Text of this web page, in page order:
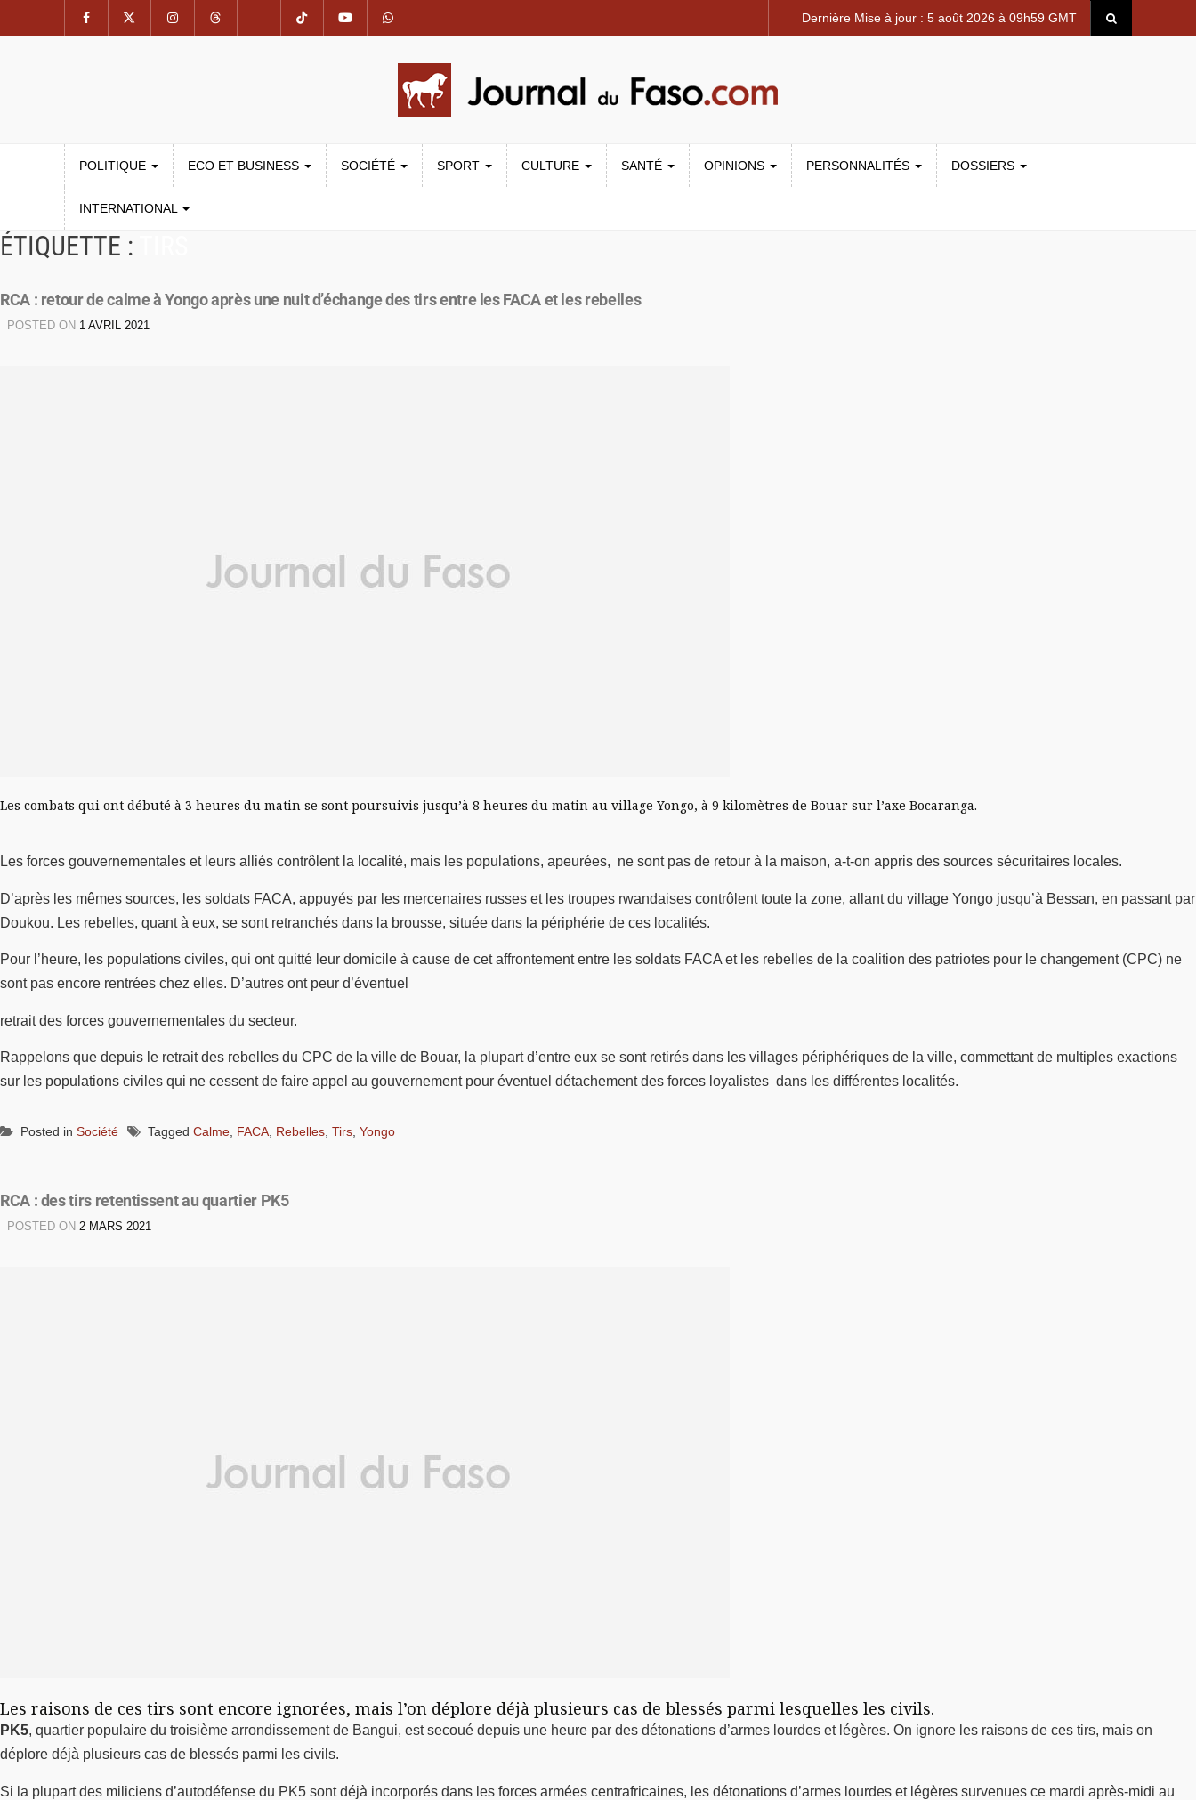
Dernière Mise à jour : 5 août 2026 à 09h59 GMT
POLITIQUE ECO ET BUSINESS SOCIÉTÉ SPORT CULTURE SANTÉ OPINIONS PERSONNALITÉS DOSSIERS
INTERNATIONAL
ÉTIQUETTE :
RCA : retour de calme à Yongo après une nuit d’échange des tirs entre les FACA et les rebelles
POSTED ON 1 AVRIL 2021
Les combats qui ont débuté à 3 heures du matin se sont poursuivis jusqu’à 8 heures du matin au village Yongo, à 9 kilomètres de Bouar sur l’axe Bocaranga.
Les forces gouvernementales et leurs alliés contrôlent la localité, mais les populations, apeurées, ne sont pas de retour à la maison, a-t-on appris des sources sécuritaires locales.
D’après les mêmes sources, les soldats FACA, appuyés par les mercenaires russes et les troupes rwandaises contrôlent toute la zone, allant du village Yongo jusqu’à Bessan, en passant par
Doukou. Les rebelles, quant à eux, se sont retranchés dans la brousse, située dans la périphérie de ces localités.
Pour l’heure, les populations civiles, qui ont quitté leur domicile à cause de cet affrontement entre les soldats FACA et les rebelles de la coalition des patriotes pour le changement (CPC) ne
sont pas encore rentrées chez elles. D’autres ont peur d’éventuel
retrait des forces gouvernementales du secteur.
Rappelons que depuis le retrait des rebelles du CPC de la ville de Bouar, la plupart d’entre eux se sont retirés dans les villages périphériques de la ville, commettant de multiples exactions
sur les populations civiles qui ne cessent de faire appel au gouvernement pour éventuel détachement des forces loyalistes dans les différentes localités.
Posted in Société Tagged Calme, FACA, Rebelles, Tirs, Yongo
RCA : des tirs retentissent au quartier PK5
POSTED ON 2 MARS 2021
Les raisons de ces tirs sont encore ignorées, mais l’on déplore déjà plusieurs cas de blessés parmi lesquelles les civils.
PK5, quartier populaire du troisième arrondissement de Bangui, est secoué depuis une heure par des détonations d’armes lourdes et légères. On ignore les raisons de ces tirs, mais on
déplore déjà plusieurs cas de blessés parmi les civils.
Si la plupart des miliciens d’autodéfense du PK5 sont déjà incorporés dans les forces armées centrafricaines, les détonations d’armes lourdes et légères survenues ce mardi après-midi au